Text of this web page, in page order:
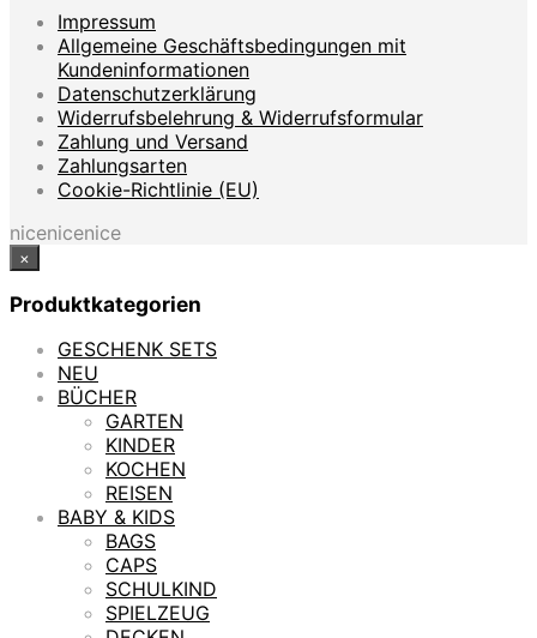
Impressum
Allgemeine Geschäftsbedingungen mit
Kundeninformationen
Datenschutzerklärung
Widerrufsbelehrung & Widerrufsformular
Zahlung und Versand
Zahlungsarten
Cookie-Richtlinie (EU)
nicenicenice
×
Produktkategorien
GESCHENK SETS
NEU
BÜCHER
GARTEN
KINDER
KOCHEN
REISEN
BABY & KIDS
BAGS
CAPS
SCHULKIND
SPIELZEUG